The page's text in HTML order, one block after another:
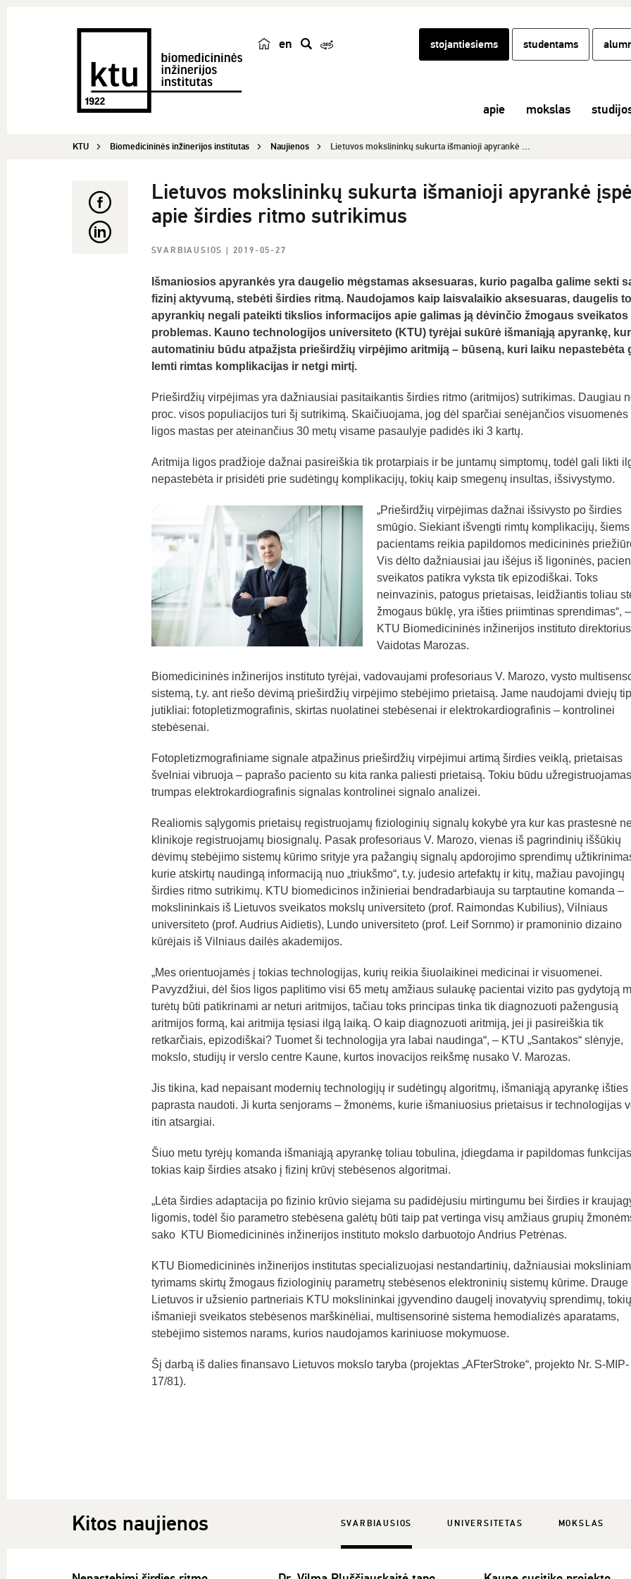
en
k
stojantiesiems studentams
apie mokslas
KTU Biomedicininės inžinerijos institutas Naujienos Lietuvos mokslininkų sukurta išmanioji apyrankė ...
Lietuvos mokslininkų sukurta išmanioji apyrankė
apie širdies ritmo sutrikimus
SVARBIAUSIOS | 2019-05-27
Išmaniosios apyrankės yra daugelio mėgstamas aksesuaras, kurio pagalba galime sekti
fizinį aktyvumą, stebėti širdies ritmą. Naudojamos kaip laisvalaikio aksesuaras, daugelis
apyrankių negali pateikti tikslios informacijos apie galimas ją dėvinčio žmogaus sveikatos
problemas. Kauno technologijos universiteto (KTU) tyrėjai sukūrė išmaniąją apyrankę,
automatiniu būdu atpažįsta prieširdžių virpėjimo aritmiją – būseną, kuri laiku nepastebėta
lemti rimtas komplikacijas ir netgi mirtį.
Prieširdžių virpėjimas yra dažniausiai pasitaikantis širdies ritmo (aritmijos) sutrikimas. Daugiau
proc. visos populiacijos turi šį sutrikimą. Skaičiuojama, jog dėl sparčiai senėjančios visuomenės
ligos mastas per ateinančius 30 metų visame pasaulyje padidės iki 3 kartų.
Aritmija ligos pradžioje dažnai pasireiškia tik protarpiais ir be juntamų simptomų, todėl gali likti
nepastebėta ir prisidėti prie sudėtingų komplikacijų, tokių kaip smegenų insultas, išsivystymo.
„Prieširdžių virpėjimas dažnai išsivysto po širdies
smūgio. Siekiant išvengti rimtų komplikacijų, šiems
pacientams reikia papildomos medicininės
Vis dėlto dažniausiai jau išėjus iš ligoninės,
sveikatos patikra vyksta tik epizodiškai. Toks
neinvazinis, patogus prietaisas, leidžiantis toliau
žmogaus būklę, yra išties priimtinas sprendimas“,
KTU Biomedicininės inžinerijos instituto direktorius
Vaidotas Marozas.
Biomedicininės inžinerijos instituto tyrėjai, vadovaujami profesoriaus V. Marozo, vysto
sistemą, t.y. ant riešo dėvimą prieširdžių virpėjimo stebėjimo prietaisą. Jame naudojami dviejų
jutikliai: fotopletizmografinis, skirtas nuolatinei stebėsenai ir elektrokardiografinis – kontrolinei
stebėsenai.
Fotopletizmografiniame signale atpažinus prieširdžių virpėjimui artimą širdies veiklą, prietaisas
švelniai vibruoja – paprašo paciento su kita ranka paliesti prietaisą. Tokiu būdu užregistruojamas
trumpas elektrokardiografinis signalas kontrolinei signalo analizei.
Realiomis sąlygomis prietaisų registruojamų fiziologinių signalų kokybė yra kur kas prastesnė
klinikoje registruojamų biosignalų. Pasak profesoriaus V. Marozo, vienas iš pagrindinių iššūkių
dėvimų stebėjimo sistemų kūrimo srityje yra pažangių signalų apdorojimo sprendimų
kurie atskirtų naudingą informaciją nuo „triukšmo“, t.y. judesio artefaktų ir kitų, mažiau pavojingų
širdies ritmo sutrikimų. KTU biomedicinos inžinieriai bendradarbiauja su tarptautine komanda –
mokslininkais iš Lietuvos sveikatos mokslų universiteto (prof. Raimondas Kubilius), Vilniaus
universiteto (prof. Audrius Aidietis), Lundo universiteto (prof. Leif Sornmo) ir pramoninio dizaino
kūrėjais iš Vilniaus dailės akademijos.
„Mes orientuojamės į tokias technologijas, kurių reikia šiuolaikinei medicinai ir visuomenei.
Pavyzdžiui, dėl šios ligos paplitimo visi 65 metų amžiaus sulaukę pacientai vizito pas gydytoją
turėtų būti patikrinami ar neturi aritmijos, tačiau toks principas tinka tik diagnozuoti pažengusią
aritmijos formą, kai aritmija tęsiasi ilgą laiką. O kaip diagnozuoti aritmiją, jei ji pasireiškia tik
retkarčiais, epizodiškai? Tuomet ši technologija yra labai naudinga“, – KTU „Santakos“ slėnyje,
mokslo, studijų ir verslo centre Kaune, kurtos inovacijos reikšmę nusako V. Marozas.
Jis tikina, kad nepaisant modernių technologijų ir sudėtingų algoritmų, išmaniąją apyrankę išties
paprasta naudoti. Ji kurta senjorams – žmonėms, kurie išmaniuosius prietaisus ir technologijas
itin atsargiai.
Šiuo metu tyrėjų komanda išmaniąją apyrankę toliau tobulina, įdiegdama ir papildomas
tokias kaip širdies atsako į fizinį krūvį stebėsenos algoritmai.
„Lėta širdies adaptacija po fizinio krūvio siejama su padidėjusiu mirtingumu bei širdies ir
ligomis, todėl šio parametro stebėsena galėtų būti taip pat vertinga visų amžiaus grupių
sako KTU Biomedicininės inžinerijos instituto mokslo darbuotojo Andrius Petrėnas.
KTU Biomedicininės inžinerijos institutas specializuojasi nestandartinių, dažniausiai
tyrimams skirtų žmogaus fiziologinių parametrų stebėsenos elektroninių sistemų kūrime. Drauge
Lietuvos ir užsienio partneriais KTU mokslininkai įgyvendino daugelį inovatyvių sprendimų,
išmanieji sveikatos stebėsenos marškinėliai, multisensorinė sistema hemodializės aparatams,
stebėjimo sistemos narams, kurios naudojamos kariniuose mokymuose.
Šį darbą iš dalies finansavo Lietuvos mokslo taryba (projektas „AFterStroke“, projekto Nr. S-MIP-
17/81).
Kitos naujienos SVARBIAUSIOS UNIVERSITETAS MOKSLAS